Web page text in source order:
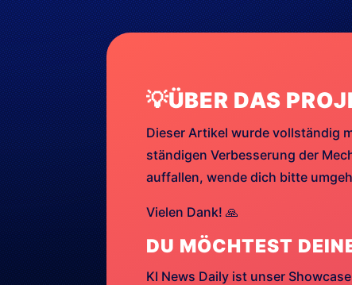
💡ÜBER DAS
Dieser Artikel wurde vollständig
ständigen Verbesserung der
auffallen, wende dich bitte
Vielen Dank! 🙏
DU MÖCHTEST
KI News Daily ist unser